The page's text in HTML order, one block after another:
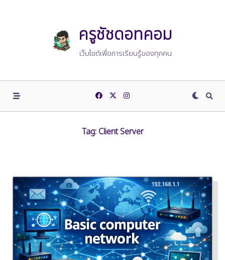
ครูชัชดอทคอม
เว็บไซต์เพื่อการเรียนรู้ของทุกคน
Tag: Client Server